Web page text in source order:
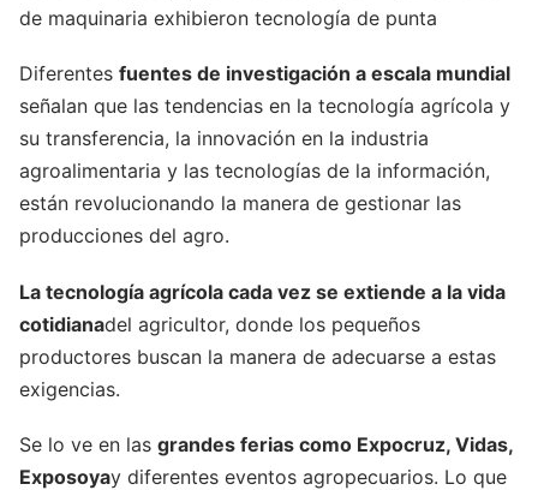
de maquinaria exhibieron tecnología de punta
Diferentes fuentes de investigación a escala mundial
señalan que las tendencias en la tecnología agrícola y
su transferencia, la innovación en la industria
agroalimentaria y las tecnologías de la información,
están revolucionando la manera de gestionar las
producciones del agro.
La tecnología agrícola cada vez se extiende a la vida
cotidianadel agricultor, donde los pequeños
productores buscan la manera de adecuarse a estas
exigencias.
Se lo ve en las grandes ferias como Expocruz, Vidas,
Exposoyay diferentes eventos agropecuarios. Lo que